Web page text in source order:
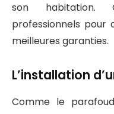
son habitation.
professionnels pour
meilleures garanties.
L’installation
Comme le